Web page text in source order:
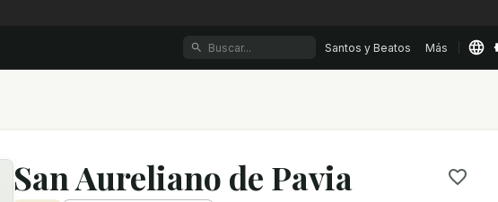
Santos y Beatos Más
San Aureliano de Pavia